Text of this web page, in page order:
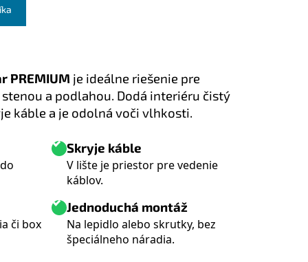
PREMIUM je ideálne riešenie pre
a podlahou. Dodá interiéru čistý
káble a je odolná voči vlhkosti.
Skryje káble
V lište je priestor pre vedenie
káblov.
či box
Jednoduchá montáž
Na lepidlo alebo skrutky, bez
špeciálneho náradia.